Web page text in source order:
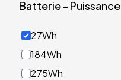
Batterie - Puissance
27Wh
184Wh
275Wh